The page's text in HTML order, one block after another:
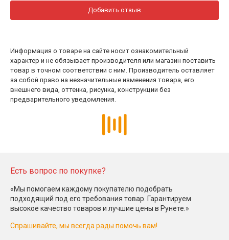
Добавить отзыв
Информация о товаре на сайте носит ознакомительный
характер и не обязывает производителя или магазин поставить
товар в точном соответствии с ним. Производитель оставляет
за собой право на незначительные изменения товара, его
внешнего вида, оттенка, рисунка, конструкции без
предварительного уведомления.
Есть вопрос по покупке?
«Мы помогаем каждому покупателю подобрать
подходящий под его требования товар. Гарантируем
высокое качество товаров и лучшие цены в Рунете.»
Спрашивайте, мы всегда рады помочь вам!